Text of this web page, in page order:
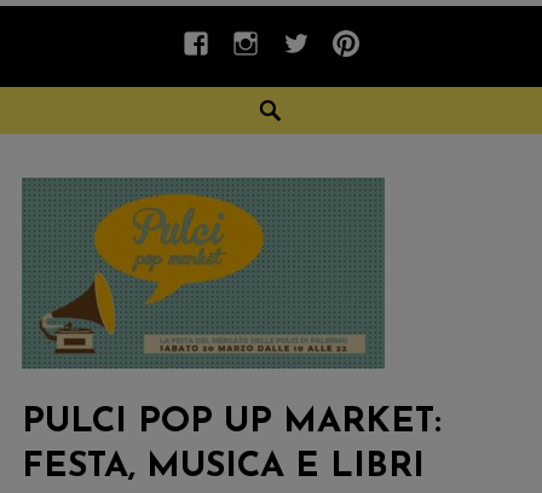
fb INSTAGRAM
twiterpinterest
PULCI POP UP MARKET:
FESTA, MUSICA E LIBRI